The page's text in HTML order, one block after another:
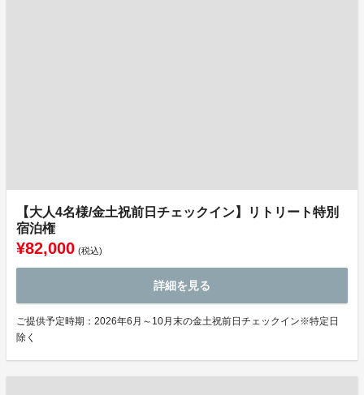
【大人4名様/金土祝前日チェックイン】リトリート特別
宿泊権
¥82,000 (税込)
詳細を見る
ご提供予定時期：2026年6月～10月末の金土祝前日チェックイン※特定日
除く